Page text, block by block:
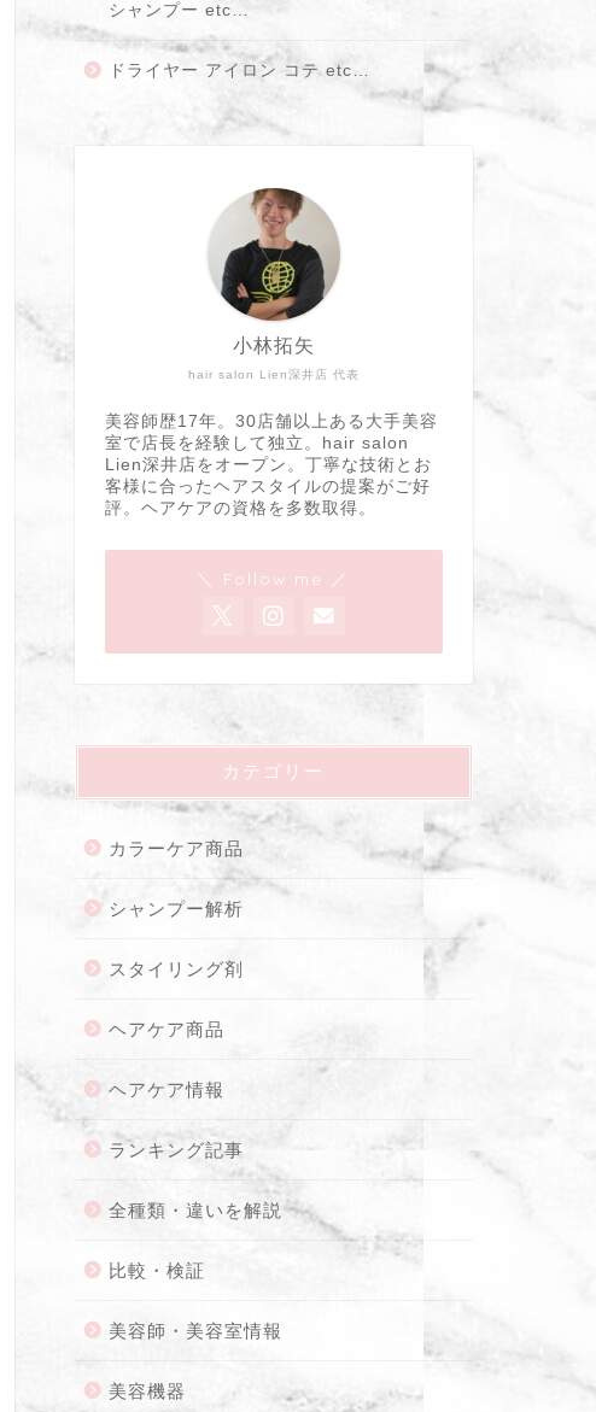
シャンプー etc…
ドライヤー アイロン コテ etc…
hair salon Lien深井店 代表
小林拓矢
美容師歴17年。30店舗以上ある大手美容
室で店長を経験して独立。hair salon
Lien深井店をオープン。丁寧な技術とお
客様に合ったヘアスタイルの提案がご好
評。ヘアケアの資格を多数取得。
＼ Follow me ／
カテゴリー
カラーケア商品
シャンプー解析
スタイリング剤
ヘアケア商品
ヘアケア情報
ランキング記事
全種類・違いを解説
比較・検証
美容師・美容室情報
美容機器